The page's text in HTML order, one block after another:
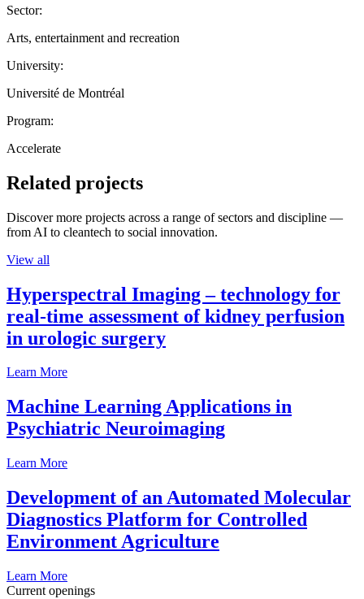
Sector:
Arts, entertainment and recreation
University:
Université de Montréal
Program:
Accelerate
Related projects
Discover more projects across a range of sectors and discipline —
from AI to cleantech to social innovation.
View all
Hyperspectral Imaging – technology for
real-time assessment of kidney perfusion
in urologic surgery
Learn More
Machine Learning Applications in
Psychiatric Neuroimaging
Learn More
Development of an Automated Molecular
Diagnostics Platform for Controlled
Environment Agriculture
Learn More
Current openings